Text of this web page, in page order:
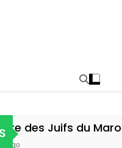
des Juifs du Maroc,